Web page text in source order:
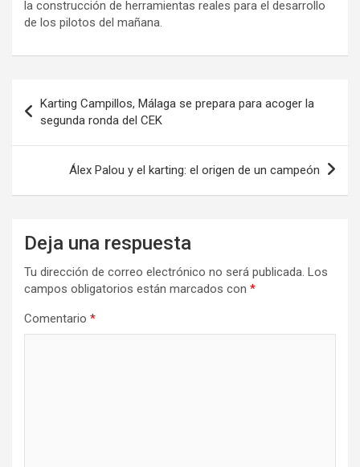
la construcción de herramientas reales para el desarrollo
de los pilotos del mañana.
de
entradas
Karting Campillos, Málaga se prepara para acoger la
segunda ronda del CEK
Álex Palou y el karting: el origen de un campeón
Deja una respuesta
Tu dirección de correo electrónico no será publicada. Los
campos obligatorios están marcados con *
Comentario *